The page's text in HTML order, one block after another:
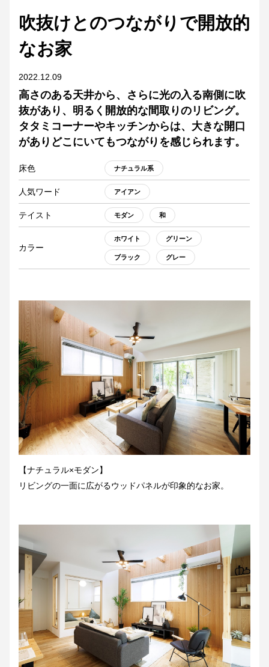
吹抜けとのつながりで開放的
なお家
2022.12.09
高さのある天井から、さらに光の入る南側に吹
抜があり、明るく開放的な間取りのリビング。
タタミコーナーやキッチンからは、大きな開口
がありどこにいてもつながりを感じられます。
床色 ナチュラル系
人気ワード アイアン
テイスト モダン 和
カラー
ホワイト グリーン
ブラック グレー
【ナチュラル×モダン】
リビングの一面に広がるウッドパネルが印象的なお家。